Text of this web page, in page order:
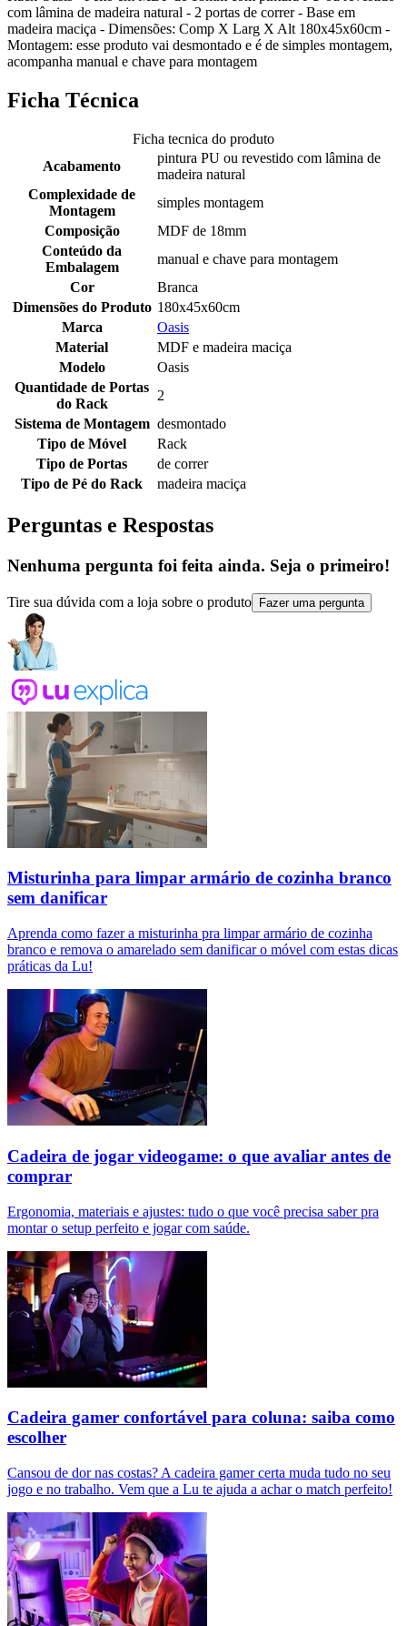
com lâmina de madeira natural - 2 portas de correr - Base em
madeira maciça - Dimensões: Comp X Larg X Alt 180x45x60cm -
Montagem: esse produto vai desmontado e é de simples montagem,
acompanha manual e chave para montagem
Ficha Técnica
Ficha tecnica do produto
Acabamento
pintura PU ou revestido com lâmina de
madeira natural
Complexidade de
Montagem
simples montagem
Composição
MDF de 18mm
Conteúdo da
Embalagem
manual e chave para montagem
Cor
Branca
Dimensões do Produto 180x45x60cm
Marca
Oasis
Material
MDF e madeira maciça
Modelo
Oasis
Quantidade de Portas
do Rack
2
Sistema de Montagem desmontado
Tipo de Móvel
Rack
Tipo de Portas
de correr
Tipo de Pé do Rack
madeira maciça
Perguntas e Respostas
Nenhuma pergunta foi feita ainda. Seja o primeiro!
Tire sua dúvida com a loja sobre o produto Fazer uma pergunta
Misturinha para limpar armário de cozinha branco
sem danificar
Aprenda como fazer a misturinha pra limpar armário de cozinha
branco e remova o amarelado sem danificar o móvel com estas dicas
práticas da Lu!
Cadeira de jogar videogame: o que avaliar antes de
comprar
Ergonomia, materiais e ajustes: tudo o que você precisa saber pra
montar o setup perfeito e jogar com saúde.
Cadeira gamer confortável para coluna: saiba como
escolher
Cansou de dor nas costas? A cadeira gamer certa muda tudo no seu
jogo e no trabalho. Vem que a Lu te ajuda a achar o match perfeito!